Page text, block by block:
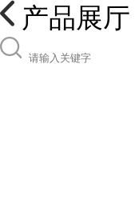
产品展厅